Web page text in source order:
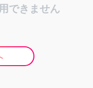
できません